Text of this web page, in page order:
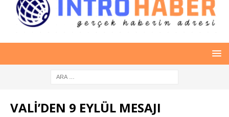
VALİ’DEN 9 EYLÜL MESAJI